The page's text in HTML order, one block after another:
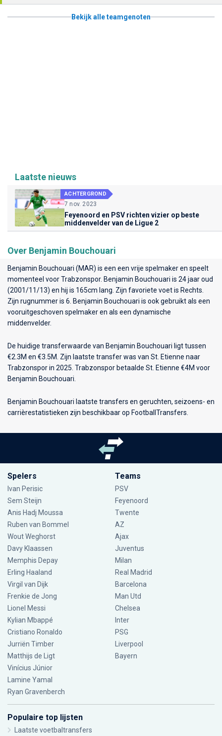
Bekijk alle teamgenoten
Laatste nieuws
ACHTERGROND
7 nov. 2023
Feyenoord en PSV richten vizier op beste
middenvelder van de Ligue 2
Over Benjamin Bouchouari
Benjamin Bouchouari (MAR) is een een vrije spelmaker en speelt
momenteel voorTrabzonspor. Benjamin Bouchouari is 24 jaar oud
(2001/11/13) en hij is 165cm lang. Zijn favoriete voet is Rechts.
Zijn rugnummer is 6. Benjamin Bouchouari is ook gebruikt als een
vooruitgeschoven spelmaker en als een dynamische
middenvelder.
De huidige transferwaarde van Benjamin Bouchouari ligt tussen
€2.3M en €3.5M. Zijn laatste transfer was van St. Etienne naar
Trabzonspor in 2025. Trabzonspor betaalde St. Etienne €4M voor
Benjamin Bouchouari.
Benjamin Bouchouari laatste transfers en geruchten, seizoens- en
carrièrestatistieken zijn beschikbaar op FootballTransfers.
Spelers
Ivan Perisic
Sem Steijn
Anis Hadj Moussa
Ruben van Bommel
Wout Weghorst
Davy Klaassen
Memphis Depay
Erling Haaland
Virgil van Dijk
Frenkie de Jong
Lionel Messi
Kylian Mbappé
Cristiano Ronaldo
Jurriën Timber
Matthijs de Ligt
Vinícius Júnior
Lamine Yamal
Ryan Gravenberch
Teams
PSV
Feyenoord
Twente
AZ
Ajax
Juventus
Milan
Real Madrid
Barcelona
Man Utd
Chelsea
Inter
PSG
Liverpool
Bayern
Populaire top lijsten
Laatste voetbaltransfers